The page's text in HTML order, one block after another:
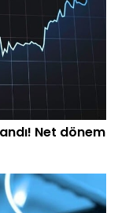
Net dönem